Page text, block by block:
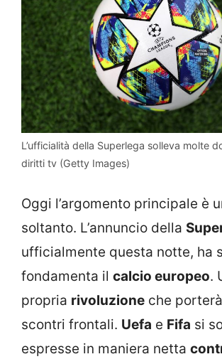
L’ufficialità della Superlega solleva molte
diritti tv (Getty Images)
Oggi l’argomento principale è
soltanto. L’annuncio della
ufficialmente questa notte, ha
fondamenta il calcio europeo.
propria rivoluzione che
scontri frontali. Uefa e Fifa si
espresse in maniera netta